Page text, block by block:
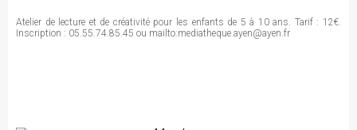
Atelier de lecture et de créativité pour les enfants de 5 à 10 ans. Tarif : 12€.
Inscription : 05.55.74.85.45 ou mailto:mediatheque.ayen@ayen.fr